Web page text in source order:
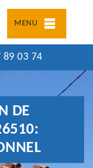
MENU
89 03 74
DE